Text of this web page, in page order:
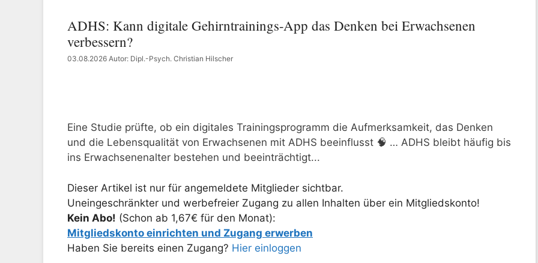
ADHS: Kann digitale Gehirntrainings-App das Denken bei Erwachsenen
verbessern?
03.08.2026 Autor: Dipl.-Psych. Christian Hilscher
Eine Studie prüfte, ob ein digitales Trainingsprogramm die Aufmerksamkeit, das Denken
und die Lebensqualität von Erwachsenen mit ADHS beeinflusst 🧠 … ADHS bleibt häufig bis
ins Erwachsenenalter bestehen und beeinträchtigt...
Dieser Artikel ist nur für angemeldete Mitglieder sichtbar.
Uneingeschränkter und werbefreier Zugang zu allen Inhalten über ein Mitgliedskonto!
Kein Abo! (Schon ab 1,67€ für den Monat):
Mitgliedskonto einrichten und Zugang erwerben
Haben Sie bereits einen Zugang? Hier einloggen